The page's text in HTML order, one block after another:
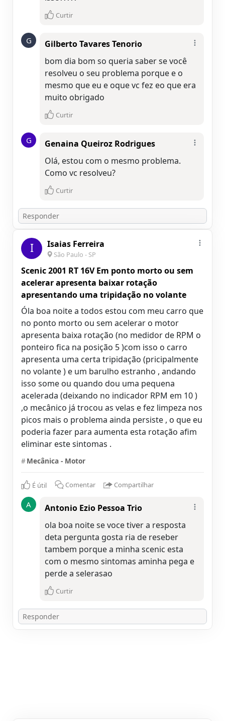
Curtir
G
Gilberto Tavares Tenorio
bom dia bom so queria saber se você
resolveu o seu problema porque e o
mesmo que eu e oque vc fez eo que era
muito obrigado
Curtir
G
Genaina Queiroz Rodrigues
Olá, estou com o mesmo problema.
Como vc resolveu?
Curtir
I Isaias Ferreira
São Paulo - SP
Scenic 2001 RT 16V Em ponto morto ou sem
acelerar apresenta baixar rotação
apresentando uma tripidação no volante
Óla boa noite a todos estou com meu carro que
no ponto morto ou sem acelerar o motor
apresenta baixa rotação (no medidor de RPM o
ponteiro fica na posição 5 )com isso o carro
apresenta uma certa tripidação (pricipalmente
no volante ) e um barulho estranho , andando
isso some ou quando dou uma pequena
acelerada (deixando no indicador RPM em 10 )
,o mecânico já trocou as velas e fez limpeza nos
picos mais o problema ainda persiste , o que eu
poderia fazer para aumenta esta rotação afim
eliminar este sintomas .
#Mecânica - Motor
É útil Comentar Compartilhar
A
Antonio Ezio Pessoa Trio
ola boa noite se voce tiver a resposta
deta pergunta gosta ria de reseber
tambem porque a minha scenic esta
com o mesmo sintomas aminha pega e
perde a selerasao
Curtir